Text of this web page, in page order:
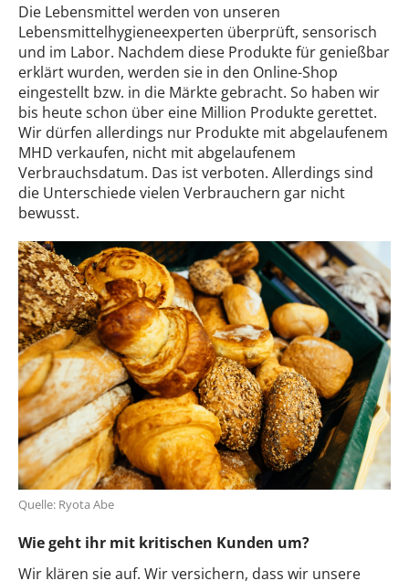
Die Lebensmittel werden von unseren
Lebensmittelhygieneexperten überprüft, sensorisch
und im Labor. Nachdem diese Produkte für genießbar
erklärt wurden, werden sie in den Online-Shop
eingestellt bzw. in die Märkte gebracht. So haben wir
bis heute schon über eine Million Produkte gerettet.
Wir dürfen allerdings nur Produkte mit abgelaufenem
MHD verkaufen, nicht mit abgelaufenem
Verbrauchsdatum. Das ist verboten. Allerdings sind
die Unterschiede vielen Verbrauchern gar nicht
bewusst.
Quelle: Ryota Abe
Wie geht ihr mit kritischen Kunden um?
Wir klären sie auf. Wir versichern, dass wir unsere